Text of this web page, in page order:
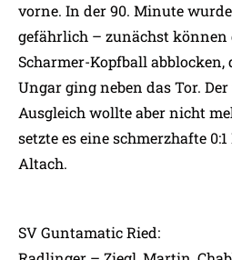
vorne. In der 90. Minute
gefährlich – zunächst können
Scharmer-Kopfball abblocken,
Ungar ging neben das Tor.
Ausgleich wollte aber nicht
setzte es eine schmerzhafte
Altach.
SV Guntamatic Ried: